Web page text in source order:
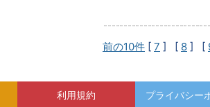
前の10件 [ 7 ] [ 8 ] [
利用規約 プライバシー